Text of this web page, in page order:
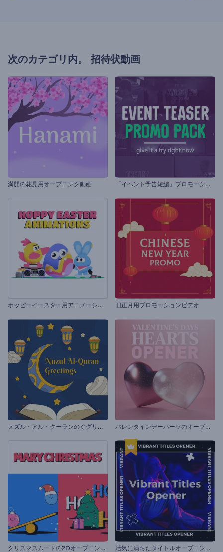
次のカテゴリ内。 招待状動画
満開の花見用オープニング動画 「
イベント予告短編」プロモーションビデオセット
ホ
ッピーイースター用アニメーション 旧正月用プロモーションビデオ
ヌ
ズル・アル・クーランのぐグリティング動画 バ
レンタインデーハーツのオープニング動画
ク
リスマスムードの2Dオープニング動画 活
気に満ちたタイトルオープニング動画